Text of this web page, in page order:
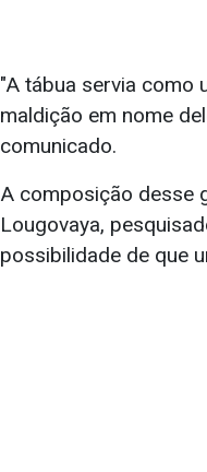
"A tábua servia como
maldição em nome
comunicado.
A composição desse
Lougovaya,
possibilidade de que